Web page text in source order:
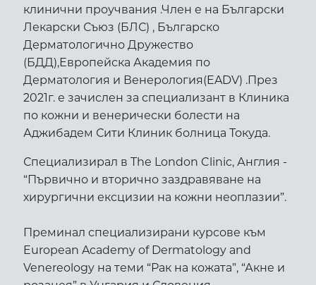
клинични проучвания .Член е на Български
Лекарски Съюз (БЛС) , Българско
Дерматологично Дружество
(БДД),Европейска Академия по
Дерматология и Венерология(EADV) .През
2021г. е зачислен за специализант в Клиника
по кожни и венерически болести на
Аджибадем Сити Клиник болница Токуда.
Специализирал в The London Clinic, Англия -
“Първично и вторично заздравяване на
хирургични ексцизии на кожни неоплазии”.
Преминал специализирани курсове към
European Academy of Dermatology and
Venereology на теми “Рак на кожата”, “Акне и